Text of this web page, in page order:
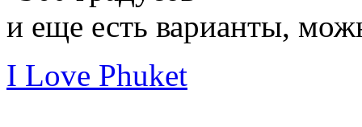
и еще есть варианты,
I Love Phuket